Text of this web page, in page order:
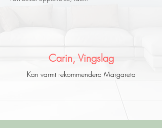
Carin, Vingslag
Kan varmt rekommendera Margareta